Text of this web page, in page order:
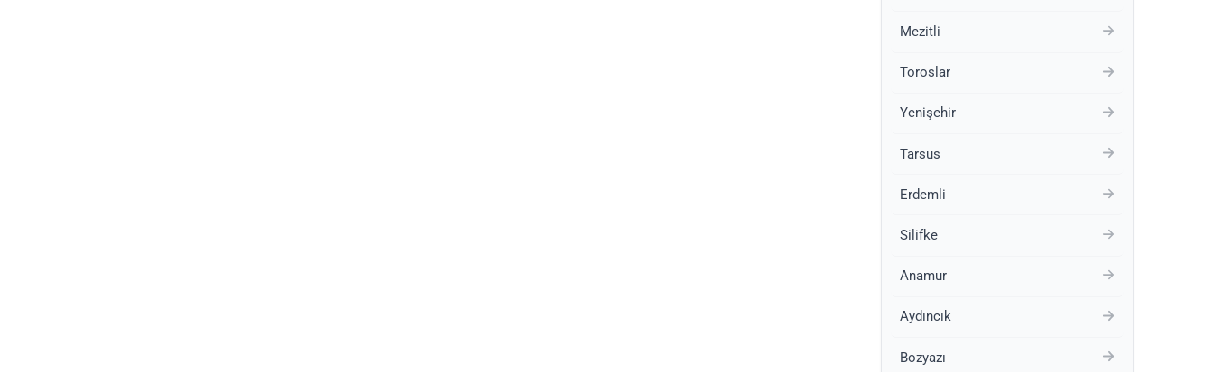
Mezitli
Toroslar
Yenişehir
Tarsus
Erdemli
Silifke
Anamur
Aydıncık
Bozyazı